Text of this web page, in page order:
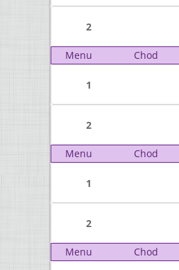
2
Menu Chod
1
2
Menu Chod
1
2
Menu Chod